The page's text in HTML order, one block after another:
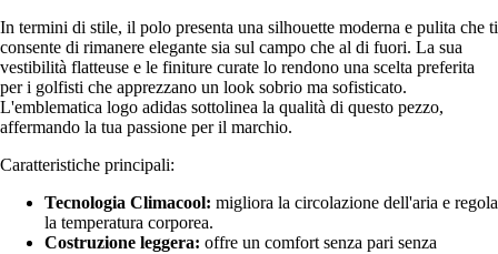
In termini di stile, il polo presenta una silhouette moderna e pulita che ti
consente di rimanere elegante sia sul campo che al di fuori. La sua
vestibilità flatteuse e le finiture curate lo rendono una scelta preferita
per i golfisti che apprezzano un look sobrio ma sofisticato.
L'emblematica logo adidas sottolinea la qualità di questo pezzo,
affermando la tua passione per il marchio.
Caratteristiche principali:
Tecnologia Climacool: migliora la circolazione dell'aria e regola
la temperatura corporea.
Costruzione leggera: offre un comfort senza pari senza